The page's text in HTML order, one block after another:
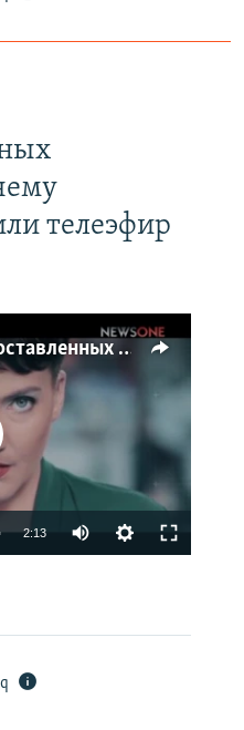
телеэфир
Страна самых высокопоставленных телеведущих. Почему политики захватили телеэфир Украины
available
2:13